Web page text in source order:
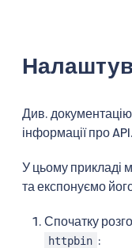
Див. документацію
інформації про API.
У цьому прикладі
та експонуємо
Спочатку
httpbin :